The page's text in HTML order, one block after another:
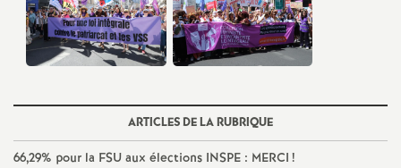
t
s
d
ARTICLES DE LA RUBRIQUE
66,29% pour la FSU aux élections INSPE : MERCI !